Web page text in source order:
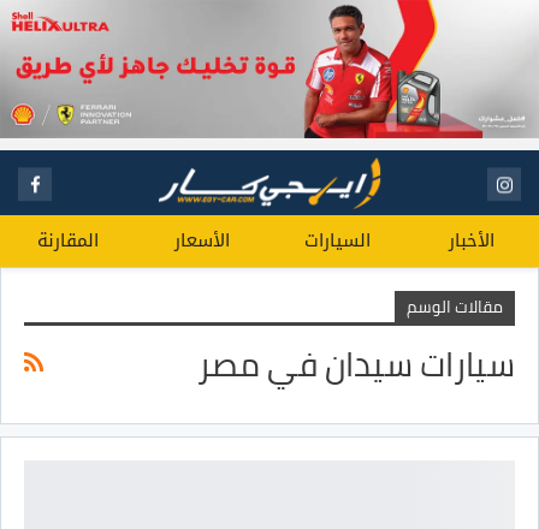
الأخبار السيارات الأسعار المقارنة
مقالات الوسم
سيارات سيدان في مصر